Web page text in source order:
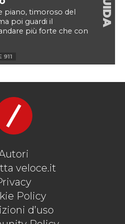
piano, timoroso del
poi guardi il
più forte che con
911
911 TURBO
TEST
veloce.it
Policy
d’uso